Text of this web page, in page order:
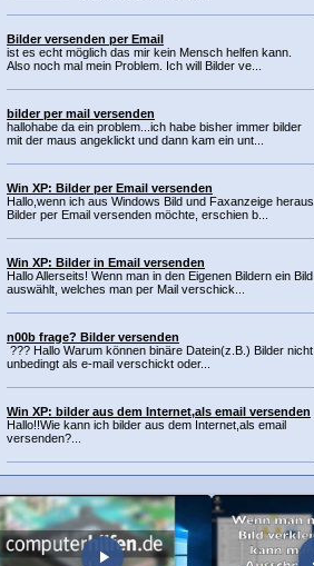
Bilder versenden per Email
ist es echt möglich das mir kein Mensch helfen kann.
Also noch mal mein Problem. Ich will Bilder ve...
bilder per mail versenden
hallohabe da ein problem...ich habe bisher immer bilder
mit der maus angeklickt und dann kam ein unt...
Win XP: Bilder per Email versenden
Hallo,wenn ich aus Windows Bild und Faxanzeige heraus
Bilder per Email versenden möchte, erschien b...
Win XP: Bilder in Email versenden
Hallo Allerseits! Wenn man in den Eigenen Bildern ein Bild
auswählt, welches man per Mail verschick...
n00b frage? Bilder versenden
??? Hallo Warum können binäre Datein(z.B.) Bilder nicht
unbedingt als e-mail verschickt oder...
Win XP: bilder aus dem Internet,als email versenden
Hallo!!Wie kann ich bilder aus dem Internet,als email
versenden?...